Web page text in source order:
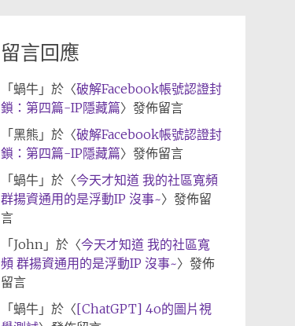
留言回應
「 蝸牛」於〈破解Facebook帳號認證封
鎖：第四篇-IP隱藏篇〉發佈留言
「 黑熊 」於〈破解Facebook帳號認證封
鎖：第四篇-IP隱藏篇〉發佈留言
「 蝸牛」於〈今天才知道 我的社區寬頻
群揚資通用的是浮動IP 沒事~〉發佈留
言
「 John」於〈今天才知道 我的社區寬
頻 群揚資通用的是浮動IP 沒事~〉發佈
留言
「 蝸牛」於〈[ChatGPT] 4o的圖片視